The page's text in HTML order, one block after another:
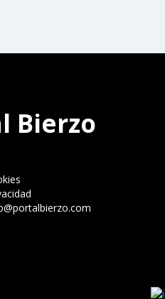
Bierzo